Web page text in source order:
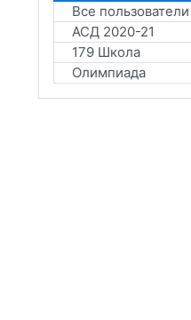
Все пользователи
АСД 2020-21
179 Школа
Олимпиада